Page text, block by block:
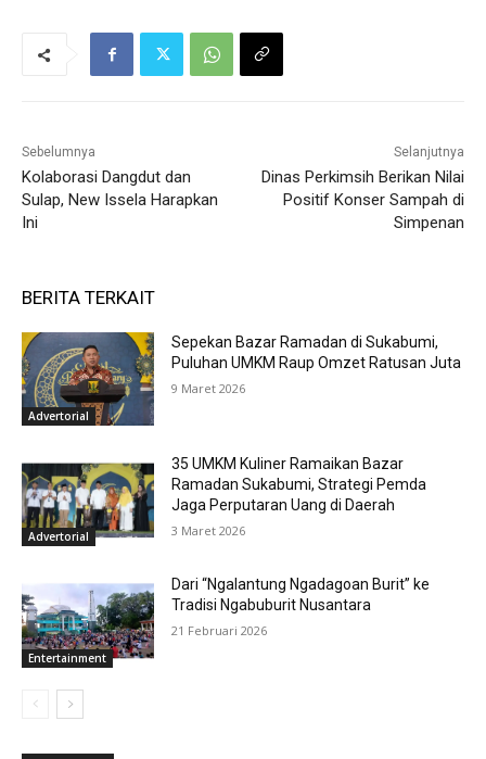
Sebelumnya
Kolaborasi Dangdut dan
Sulap, New Issela Harapkan
Ini
Selanjutnya
Dinas Perkimsih Berikan Nilai
Positif Konser Sampah di
Simpenan
BERITA TERKAIT
Advertorial
Sepekan Bazar Ramadan di Sukabumi,
Puluhan UMKM Raup Omzet Ratusan Juta
9 Maret 2026
Advertorial
35 UMKM Kuliner Ramaikan Bazar
Ramadan Sukabumi, Strategi Pemda
Jaga Perputaran Uang di Daerah
3 Maret 2026
Entertainment
Dari “Ngalantung Ngadagoan Burit” ke
Tradisi Ngabuburit Nusantara
21 Februari 2026